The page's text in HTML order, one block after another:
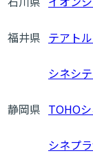
福井県 テアト
静岡県
シネシ
TOHO
シネプ